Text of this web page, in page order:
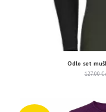
Odlo set
127.00€